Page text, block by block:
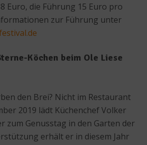
Euro, die Führung 15 Euro pro
zur Führung unter
Köchen beim Ole Liese
den Brei? Nicht im Restaurant
2019 lädt Küchenchef Volker
zum Genusstag in den Garten der
erhält er in diesem Jahr